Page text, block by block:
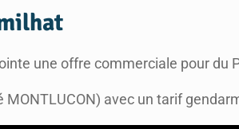
une offre commerciale pour du
MONTLUCON) avec un tarif